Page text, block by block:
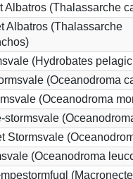
Albatros (Thalassarche
Albatros (Thalassarche
(Hydrobates
(Oceanodroma
(Oceanodroma
stormsvale
Stormsvale
(Oceanodroma